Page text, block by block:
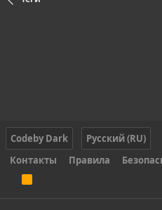
Codeby Dark
Русский (RU)
Контакты
Правила
S